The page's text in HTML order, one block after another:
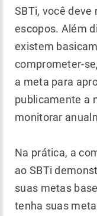
SBTi, você
escopos. Além
existem
comprometer-
a meta para
publicamente a
monitorar
Na prática, a
ao SBTi
suas metas
tenha suas